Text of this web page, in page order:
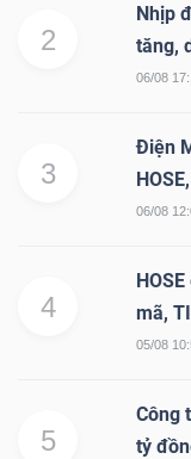
2
Nhịp
tăng,
06/08
3
Điện
06/08
4
mã,
05/08
5
Công
tỷ